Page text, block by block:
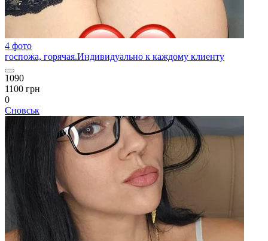
4 фото
госпожа, горячая.Индивидуально к каждому клиенту
1090
1100 грн
0
Сновськ